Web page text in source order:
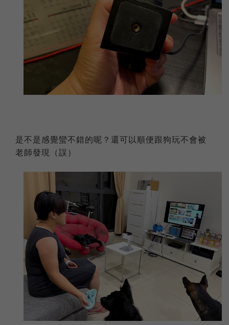
是不是感覺蠻不錯的呢？還可以順便跟狗玩不會被
老師發現（誤）